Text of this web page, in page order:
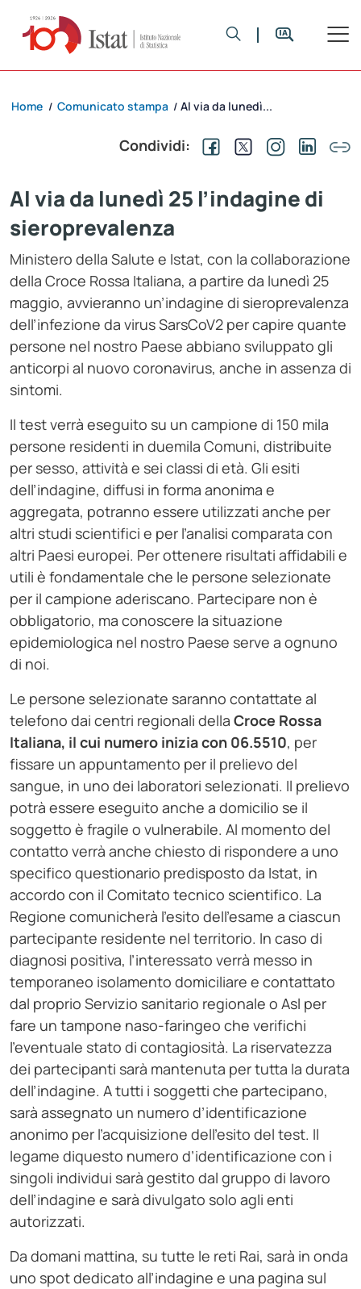
Home / Comunicato stampa / Al via da lunedì...
Condividi:
Al via da lunedì 25 l’indagine di
sieroprevalenza
Ministero della Salute e Istat, con la collaborazione
della Croce Rossa Italiana, a partire da lunedì 25
maggio, avvieranno un’indagine di sieroprevalenza
dell’infezione da virus SarsCoV2 per capire quante
persone nel nostro Paese abbiano sviluppato gli
anticorpi al nuovo coronavirus, anche in assenza di
sintomi.
Il test verrà eseguito su un campione di 150 mila
persone residenti in duemila Comuni, distribuite
per sesso, attività e sei classi di età. Gli esiti
dell’indagine, diffusi in forma anonima e
aggregata, potranno essere utilizzati anche per
altri studi scientifici e per l’analisi comparata con
altri Paesi europei. Per ottenere risultati affidabili e
utili è fondamentale che le persone selezionate
per il campione aderiscano. Partecipare non è
obbligatorio, ma conoscere la situazione
epidemiologica nel nostro Paese serve a ognuno
di noi.
Le persone selezionate saranno contattate al
telefono dai centri regionali della Croce Rossa
Italiana, il cui numero inizia con 06.5510, per
fissare un appuntamento per il prelievo del
sangue, in uno dei laboratori selezionati. Il prelievo
potrà essere eseguito anche a domicilio se il
soggetto è fragile o vulnerabile. Al momento del
contatto verrà anche chiesto di rispondere a uno
specifico questionario predisposto da Istat, in
accordo con il Comitato tecnico scientifico. La
Regione comunicherà l’esito dell’esame a ciascun
partecipante residente nel territorio. In caso di
diagnosi positiva, l’interessato verrà messo in
temporaneo isolamento domiciliare e contattato
dal proprio Servizio sanitario regionale o Asl per
fare un tampone naso-faringeo che verifichi
l’eventuale stato di contagiosità. La riservatezza
dei partecipanti sarà mantenuta per tutta la durata
dell’indagine. A tutti i soggetti che partecipano,
sarà assegnato un numero d’identificazione
anonimo per l’acquisizione dell’esito del test. Il
legame diquesto numero d’identificazione con i
singoli individui sarà gestito dal gruppo di lavoro
dell’indagine e sarà divulgato solo agli enti
autorizzati.
Da domani mattina, su tutte le reti Rai, sarà in onda
uno spot dedicato all’indagine e una pagina sul